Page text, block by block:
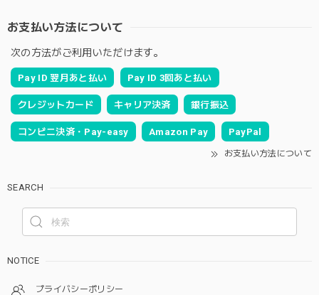
お支払い方法について
次の方法がご利用いただけます。
Pay ID 翌月あと払い Pay ID 3回あと払い
クレジットカード キャリア決済 銀行振込
コンビニ決済・Pay-easy Amazon Pay PayPal
お支払い方法について
SEARCH
NOTICE
プライバシーポリシー